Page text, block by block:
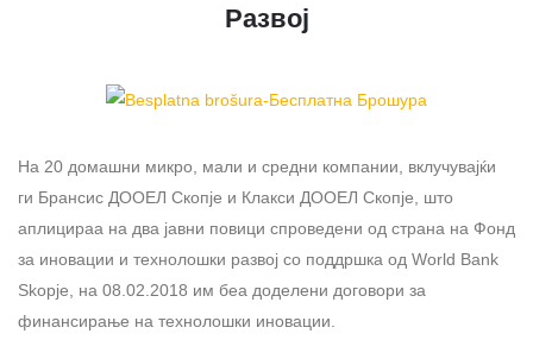
Развој
На 20 домашни микро, мали и средни компании, вклучувајќи
ги Брансис ДООЕЛ Скопје и Клакси ДООЕЛ Скопје, што
аплицираа на два јавни повици спроведени од страна на Фонд
за иновации и технолошки развој со поддршка од World Bank
Skopje, на 08.02.2018 им беа доделени договори за
финансирање на технолошки иновации.